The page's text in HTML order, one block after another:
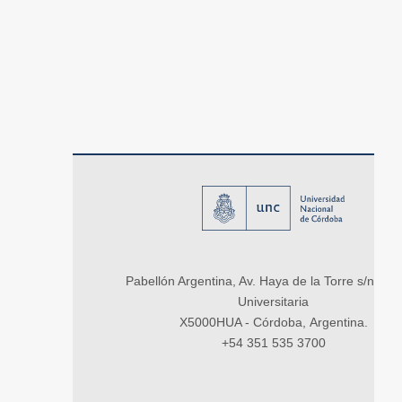
Pabellón Argentina, Av. Haya de la Torre s/n,
Universitaria
X5000HUA - Córdoba, Argentina.
+54 351 535 3700